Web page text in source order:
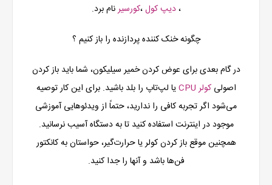
،دیپ کول،کورسیرنام برد.
چگونه خنک کننده پردازنده را باز کنیم ؟
در گام بعدی برای عوض کردن خمیر سیلیکون، شما باید باز کردن
اصولیکولر CPU
یا لپ‌تاپ را بلد باشید. برای این کار توصیه
می‌شود اگر تجربه کافی را ندارید، حتماً از ویدئوهایی آموزشی
موجود در اینترنت استفاده کنید تا به دستگاه آسیب نرسانید.
همچنین موقع باز کردن کولر یا حرارت‌گیر، حواستان به کانکتور
فن‌ها باشد و آنها را جدا کنید.